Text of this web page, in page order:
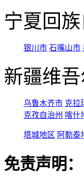
宁夏回
银川市 石嘴山市
新疆维
乌鲁木齐市 克拉
克孜自治州 喀什
塔城地区 阿勒泰
免责声明：